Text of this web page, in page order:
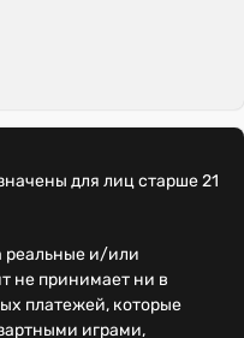
для лиц старше 21
реальные и/или
не принимает ни в
платежей, которые
играми,